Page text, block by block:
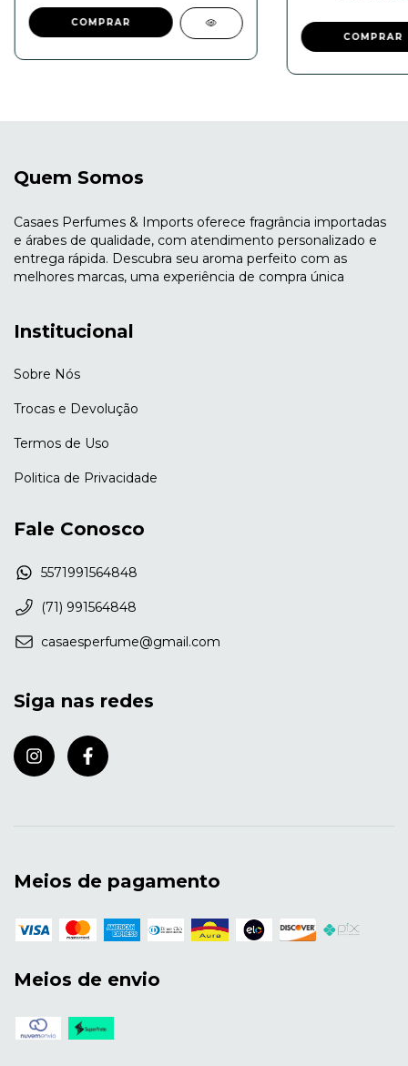
Quem Somos
Casaes Perfumes & Imports oferece fragrância importadas
e árabes de qualidade, com atendimento personalizado e
entrega rápida. Descubra seu aroma perfeito com as
melhores marcas, uma experiência de compra única
Institucional
Sobre Nós
Trocas e Devolução
Termos de Uso
Politica de Privacidade
Fale Conosco
5571991564848
(71) 991564848
casaesperfume@gmail.com
Siga nas redes
Meios de pagamento
Meios de envio